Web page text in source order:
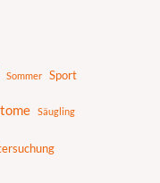
Sommer Sport
Säugling